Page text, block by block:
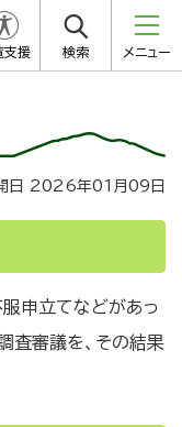
支援 検索 メニュー
日 2026年01月09日
申立てなどがあっ
査審議を、その結果